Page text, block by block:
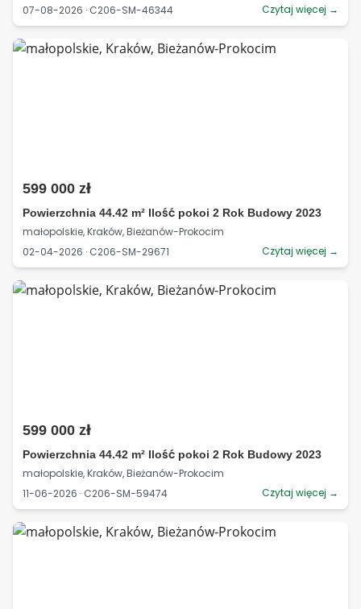
07-08-2026 · C206-SM-46344
Czytaj więcej →
599 000 zł
Powierzchnia 44.42 m² Ilość pokoi 2 Rok Budowy 2023
małopolskie, Kraków, Bieżanów-Prokocim
02-04-2026 · C206-SM-29671
Czytaj więcej →
599 000 zł
Powierzchnia 44.42 m² Ilość pokoi 2 Rok Budowy 2023
małopolskie, Kraków, Bieżanów-Prokocim
11-06-2026 · C206-SM-59474
Czytaj więcej →